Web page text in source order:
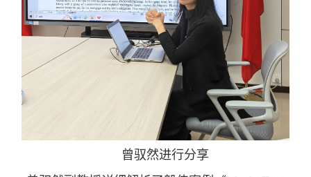
曾驭然进行分享